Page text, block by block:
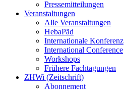
Pressemitteilungen
Veranstaltungen
Alle Veranstaltungen
HebaPäd
Internationale Konferenz
International Conference
Workshops
Frühere Fachtagungen
ZHWi (Zeitschrift)
Abonnement